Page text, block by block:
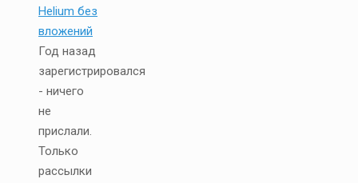
Helium без
вложений
Год назад
зарегистрировался
- ничего
не
прислали.
Только
рассылки